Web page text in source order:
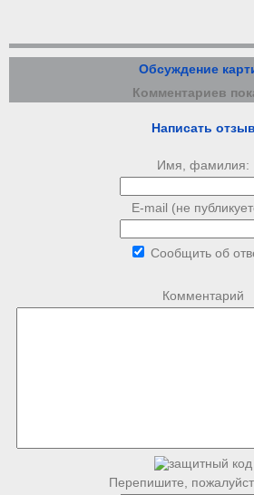
Обсуждение
Комментариев
Написать отзыв
Имя, фамилия:
E-mail (не
Сообщить об
Комментарий
Перепишите,